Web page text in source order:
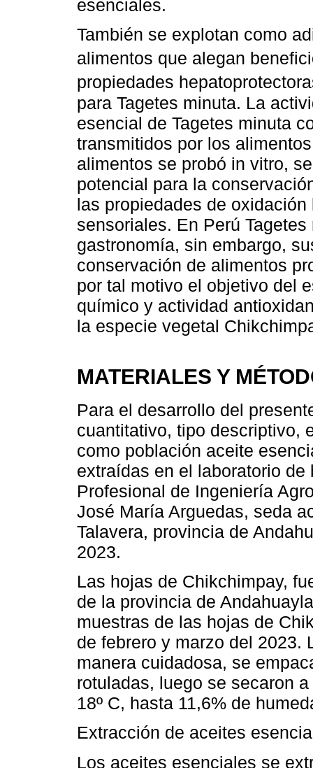
esenciales.
También se explotan como
alimentos que alegan
propiedades
para Tagetes minuta. La
esencial de Tagetes minuta
transmitidos por los
alimentos se probó in vitro,
potencial para la
las propiedades de
sensoriales. En Perú
gastronomía, sin embargo,
conservación de alimentos
por tal motivo el objetivo del
químico y actividad
la especie vegetal
MATERIALES Y
Para el desarrollo del
cuantitativo, tipo descriptivo,
como población aceite
extraídas en el laboratorio
Profesional de Ingeniería
José María Arguedas, seda
Talavera, provincia de
2023.
Las hojas de Chikchimpay,
de la provincia de
muestras de las hojas de
de febrero y marzo del 2023.
manera cuidadosa, se
rotuladas, luego se secaron
18º C, hasta 11,6% de
Extracción de aceites
Los aceites esenciales se